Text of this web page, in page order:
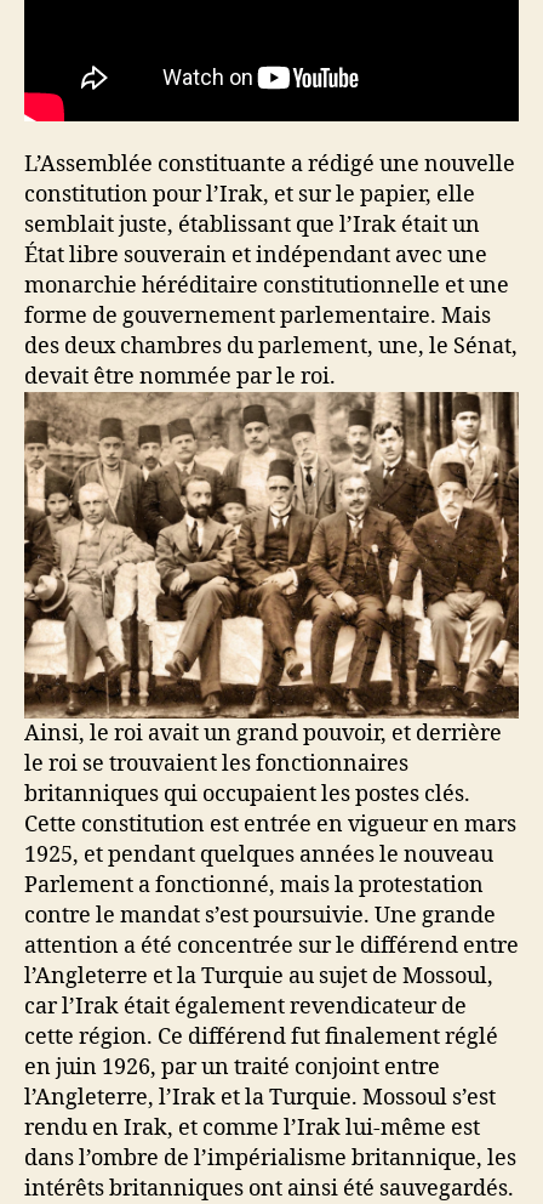
L’Assemblée constituante a rédigé une nouvelle
constitution pour l’Irak, et sur le papier, elle
semblait juste, établissant que l’Irak était un
État libre souverain et indépendant avec une
monarchie héréditaire constitutionnelle et une
forme de gouvernement parlementaire. Mais
des deux chambres du parlement, une, le Sénat,
devait être nommée par le roi.
Ainsi, le roi avait un grand pouvoir, et derrière
le roi se trouvaient les fonctionnaires
britanniques qui occupaient les postes clés.
Cette constitution est entrée en vigueur en mars
1925, et pendant quelques années le nouveau
Parlement a fonctionné, mais la protestation
contre le mandat s’est poursuivie. Une grande
attention a été concentrée sur le différend entre
l’Angleterre et la Turquie au sujet de Mossoul,
car l’Irak était également revendicateur de
cette région. Ce différend fut finalement réglé
en juin 1926, par un traité conjoint entre
l’Angleterre, l’Irak et la Turquie. Mossoul s’est
rendu en Irak, et comme l’Irak lui-même est
dans l’ombre de l’impérialisme britannique, les
intérêts britanniques ont ainsi été sauvegardés.